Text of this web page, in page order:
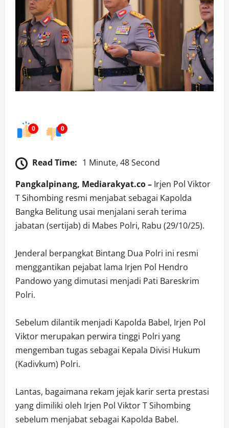
0 0
Read Time: 1 Minute, 48 Second
Pangkalpinang, Mediarakyat.co – Irjen Pol Viktor
T Sihombing resmi menjabat sebagai Kapolda
Bangka Belitung usai menjalani serah terima
jabatan (sertijab) di Mabes Polri, Rabu (29/10/25).
Jenderal berpangkat Bintang Dua Polri ini resmi
menggantikan pejabat lama Irjen Pol Hendro
Pandowo yang dimutasi menjadi Pati Bareskrim
Polri.
Sebelum dilantik menjadi Kapolda Babel, Irjen Pol
Viktor merupakan perwira tinggi Polri yang
mengemban tugas sebagai Kepala Divisi Hukum
(Kadivkum) Polri.
Lantas, bagaimana rekam jejak karir serta prestasi
yang dimiliki oleh Irjen Pol Viktor T Sihombing
sebelum menjabat sebagai Kapolda Babel.